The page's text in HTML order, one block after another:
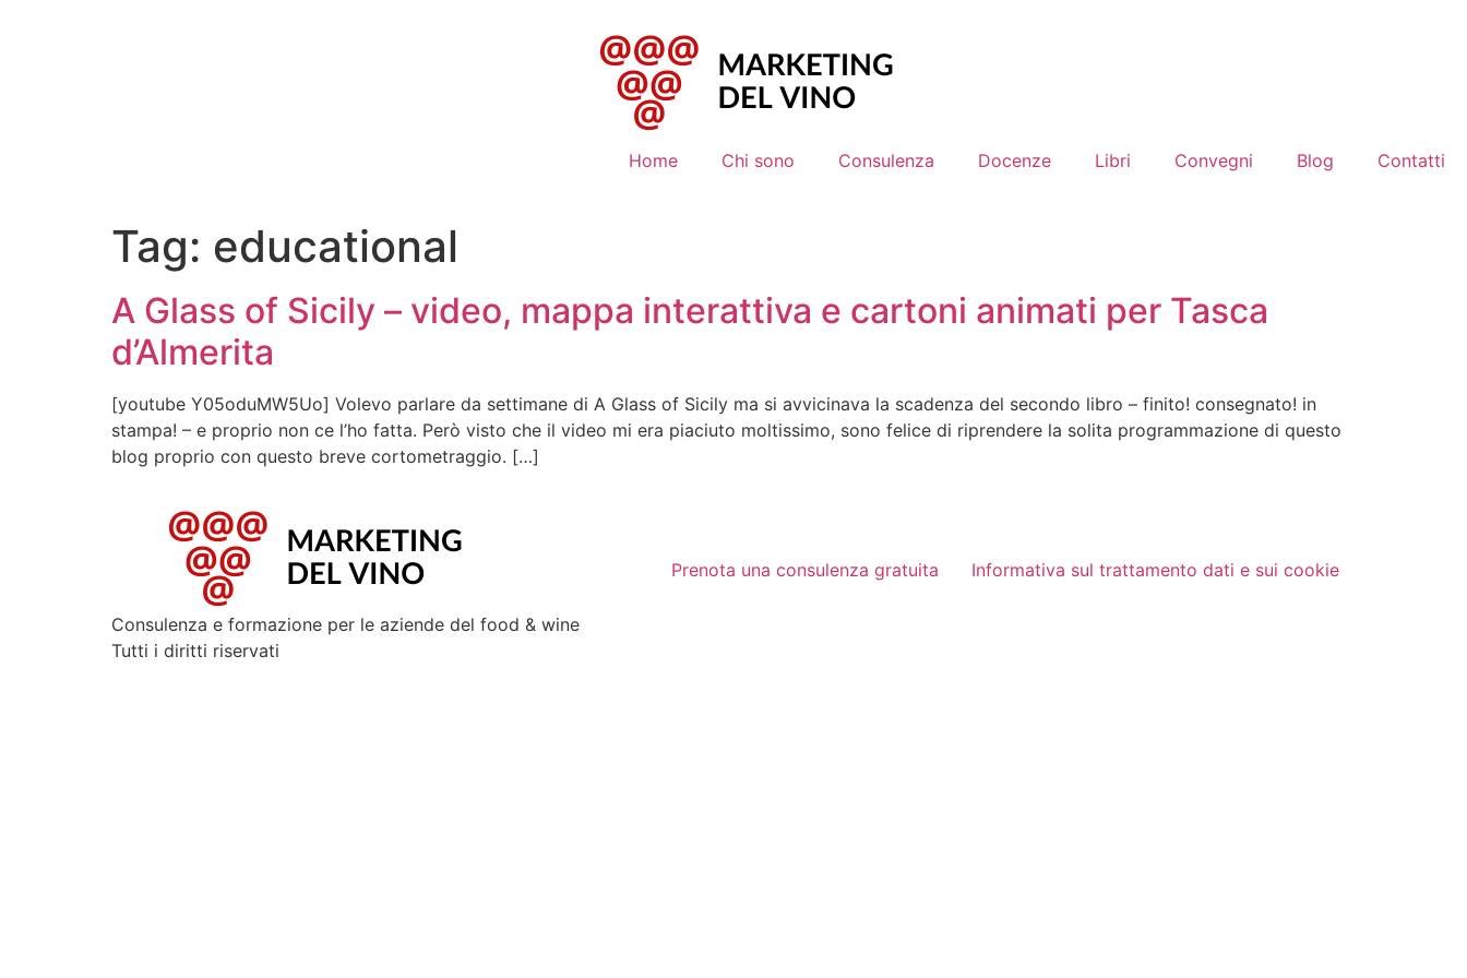
Home Chi sono Consulenza Docenze Libri Convegni Blog Contatti
Tag: educational
A Glass of Sicily – video, mappa interattiva e cartoni animati per Tasca
d’Almerita
[youtube Y05oduMW5Uo] Volevo parlare da settimane di A Glass of Sicily ma si avvicinava la scadenza del secondo libro – finito! consegnato! in
stampa! – e proprio non ce l’ho fatta. Però visto che il video mi era piaciuto moltissimo, sono felice di riprendere la solita programmazione di questo
blog proprio con questo breve cortometraggio. […]
Consulenza e formazione per le aziende del food & wine
Prenota una consulenza gratuita Informativa sul trattamento dati e sui cookie
Tutti i diritti riservati